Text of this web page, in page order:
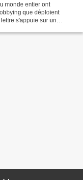
monde entier ont
que déploient
s'appuie sur un